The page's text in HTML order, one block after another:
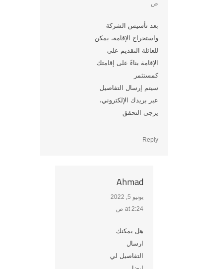
ص
بعد تأسيس الشركة
واستخراج الإقامة، يمكن
للعائلة التقديم على
الإقامة بناءً على إقامتك
كمستثمر
سيتم إرسال التفاصيل
عبر بريدك الإلكتروني،
يرجى التحقق
Reply
Ahmad
says: يونيو 5, 2022
at 2:24 ص
هل يمكنك
ارسال
التفاصيل لي